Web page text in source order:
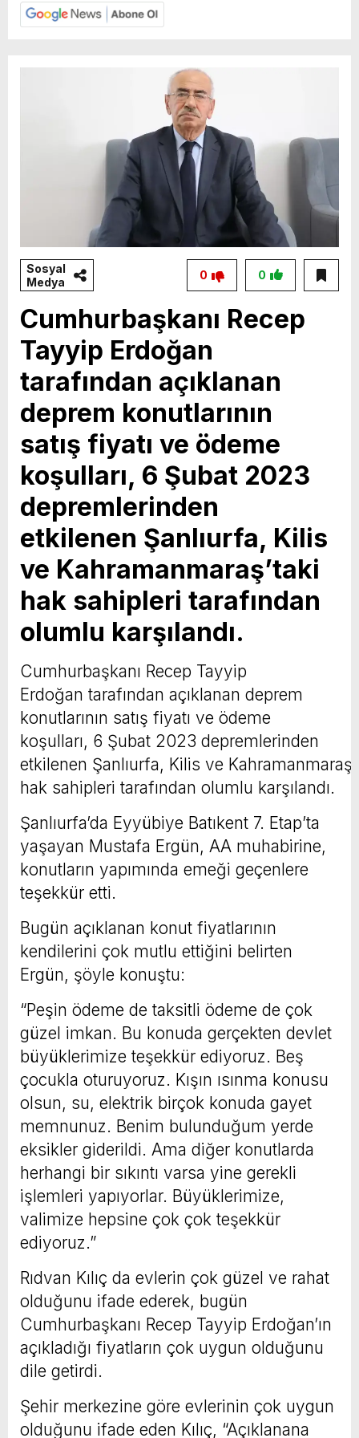
Sosyal
Medya
0
0
Cumhurbaşkanı Recep
Tayyip Erdoğan
tarafından açıklanan
deprem konutlarının
satış fiyatı ve ödeme
koşulları, 6 Şubat 2023
depremlerinden
etkilenen Şanlıurfa, Kilis
ve Kahramanmaraş’taki
hak sahipleri tarafından
olumlu karşılandı.
Cumhurbaşkanı Recep Tayyip
Erdoğan tarafından açıklanan deprem
konutlarının satış fiyatı ve ödeme
koşulları, 6 Şubat 2023 depremlerinden
etkilenen Şanlıurfa, Kilis ve
hak sahipleri tarafından olumlu karşılandı.
Şanlıurfa’da Eyyübiye Batıkent 7. Etap’ta
yaşayan Mustafa Ergün, AA muhabirine,
konutların yapımında emeği geçenlere
teşekkür etti.
Bugün açıklanan konut fiyatlarının
kendilerini çok mutlu ettiğini belirten
Ergün, şöyle konuştu:
“Peşin ödeme de taksitli ödeme de çok
güzel imkan. Bu konuda gerçekten devlet
büyüklerimize teşekkür ediyoruz. Beş
çocukla oturuyoruz. Kışın ısınma konusu
olsun, su, elektrik birçok konuda gayet
memnunuz. Benim bulunduğum yerde
eksikler giderildi. Ama diğer konutlarda
herhangi bir sıkıntı varsa yine gerekli
işlemleri yapıyorlar. Büyüklerimize,
valimize hepsine çok çok teşekkür
ediyoruz.”
Rıdvan Kılıç da evlerin çok güzel ve rahat
olduğunu ifade ederek, bugün
Cumhurbaşkanı Recep Tayyip Erdoğan’ın
açıkladığı fiyatların çok uygun olduğunu
dile getirdi.
Şehir merkezine göre evlerinin çok uygun
olduğunu ifade eden Kılıç, “Açıklanana